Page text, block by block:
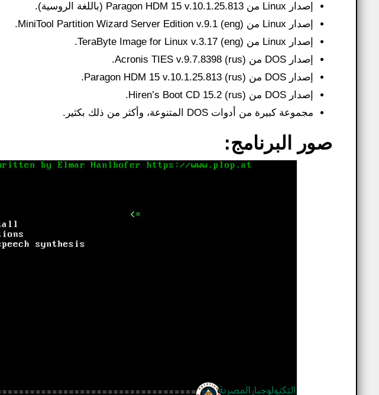
إصدار Linux من Paragon HDM 15 v.10.1.25.813 (باللغة الروسية).
إصدار Linux من MiniTool Partition Wizard Server Edition v.9.1 (eng).
إصدار Linux من TeraByte Image for Linux v.3.17 (eng).
إصدار DOS من Acronis TIES v.9.7.8398 (rus).
إصدار DOS من Paragon HDM 15 v.10.1.25.813 (rus).
إصدار DOS من Hiren’s Boot CD 15.2 (rus).
مجموعة كبيرة من أدوات DOS المتنوعة، وأكثر من ذلك بكثير.
صور البرنامج: